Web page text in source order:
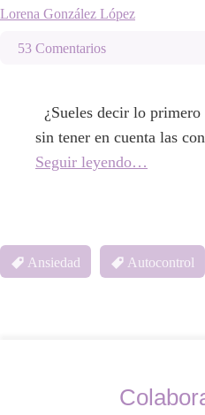
Lorena González López
53 Comentarios
¿Sueles decir lo
sin tener en cuenta las
Seguir leyendo…
Ansiedad Autocontrol